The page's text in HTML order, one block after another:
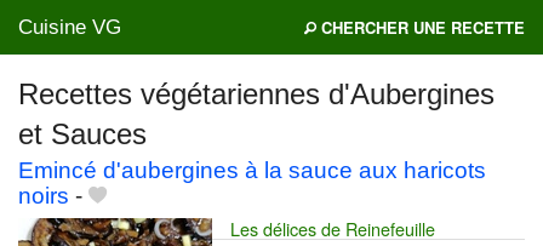
Cuisine VG CHERCHER UNE RECETTE
Recettes végétariennes d'Aubergines
et Sauces
Emincé d'aubergines à la sauce aux haricots
noirs -
Les délices de Reinefeuille